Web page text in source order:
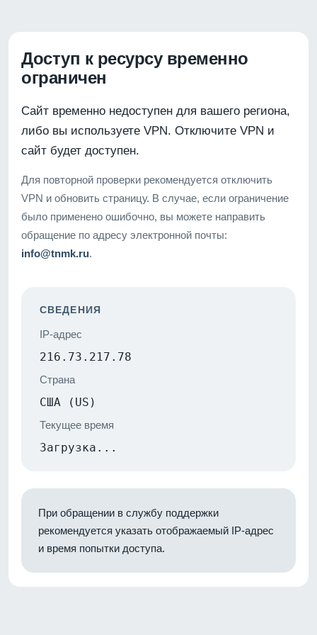
Доступ к ресурсу временно
ограничен
Сайт временно недоступен для вашего региона,
либо вы используете VPN. Отключите VPN и
сайт будет доступен.
Для повторной проверки рекомендуется отключить
VPN и обновить страницу. В случае, если ограничение
было применено ошибочно, вы можете направить
обращение по адресу электронной почты:
info@tnmk.ru.
СВЕДЕНИЯ
IP-адрес
216.73.217.78
Страна
США (US)
Текущее время
Загрузка...
При обращении в службу поддержки
рекомендуется указать отображаемый IP-адрес
и время попытки доступа.